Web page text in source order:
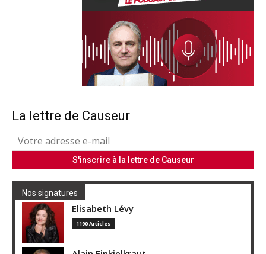
La lettre de Causeur
Nos signatures
Elisabeth Lévy
1190 Articles